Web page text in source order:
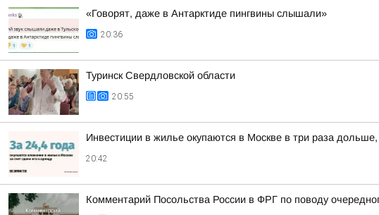
«Говорят, даже в Антарктиде пингвины слышали»
20:36
Туринск Свердловской области
20:55
Инвестиции в жилье окупаются в Москве в три раза
20:42
Комментарий Посольства России в ФРГ по поводу